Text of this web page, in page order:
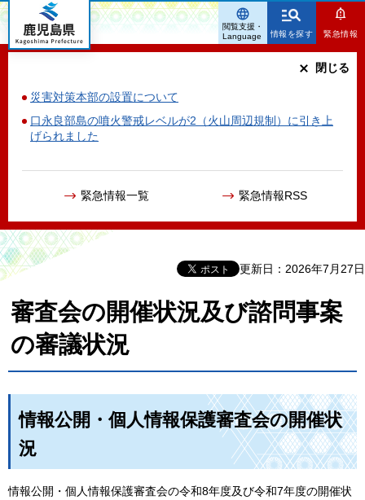
鹿児島県
情報を探す 緊急情報
災害対策本部の設置について
口永良部島の噴火警戒レベルが2（火山周辺規制）に引き上
げられました
緊急情報一覧 緊急情報RSS
閉じる
閲覧支援・
Language
更新日：2026年7月27日
審査会の開催状況及び諮問事案
の審議状況
情報公開・個人情報保護審査会の開催状
況
情報公開・個人情報保護審査会の令和8年度及び令和7年度の開催状